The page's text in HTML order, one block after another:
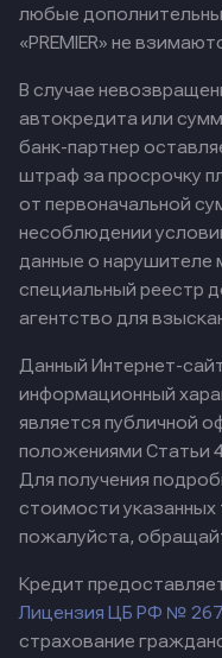
любые
«PREMIER» не
В случае
автокредита или
банк-партнер
штраф за просрочку
от первоначальной
несоблюдении
данные о нарушителе
специальный реестр
агентство для
Данный Интернет-
информационный
является публичной
положениями Статьи
Для получения
стоимости указанных
пожалуйста,
Кредит
Лицензия ЦБ РФ №
страхование